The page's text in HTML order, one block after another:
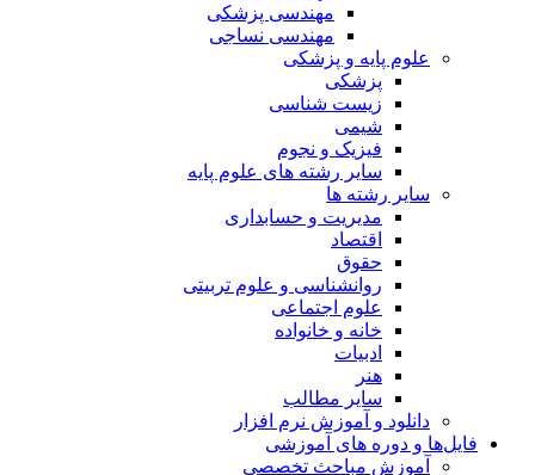
مهندسی پزشکی
مهندسی نساجی
علوم پایه و پزشکی
پزشکی
زیست شناسی
شیمی
فیزیک و نجوم
سایر رشته های علوم پایه
سایر رشته ها
مدیریت و حسابداری
اقتصاد
حقوق
روانشناسی و علوم تربیتی
علوم اجتماعی
خانه و خانواده
ادبیات
هنر
سایر مطالب
دانلود و آموزش نرم افزار
فایل‌ها و دوره های آموزشی
آموزش مباحث تخصصی